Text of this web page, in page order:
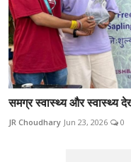
समग्र स्वास्थ्य और स्वास्थ्य
JR Choudhary Jun 23, 2026 0